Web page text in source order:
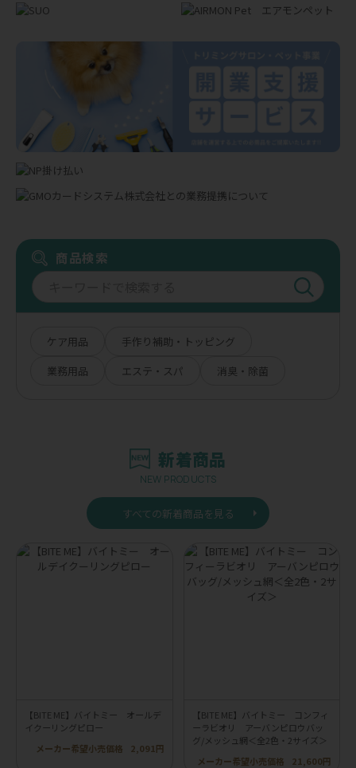
商品検索
ケア用品
手作り補助・トッピング
業務用品
エステ・スパ 消臭・除菌
新着商品
NEW PRODUCTS
すべての新着商品を見る
【BITE ME】バイトミー オールデ
イクーリングピロー
メーカー希望小売価格
2,091円
【BITE ME】バイトミー コンフィ
ーラビオリ アーバンピロウバッ
グ/メッシュ網＜全2色・2サイズ＞
メーカー希望小売価格
21,600円